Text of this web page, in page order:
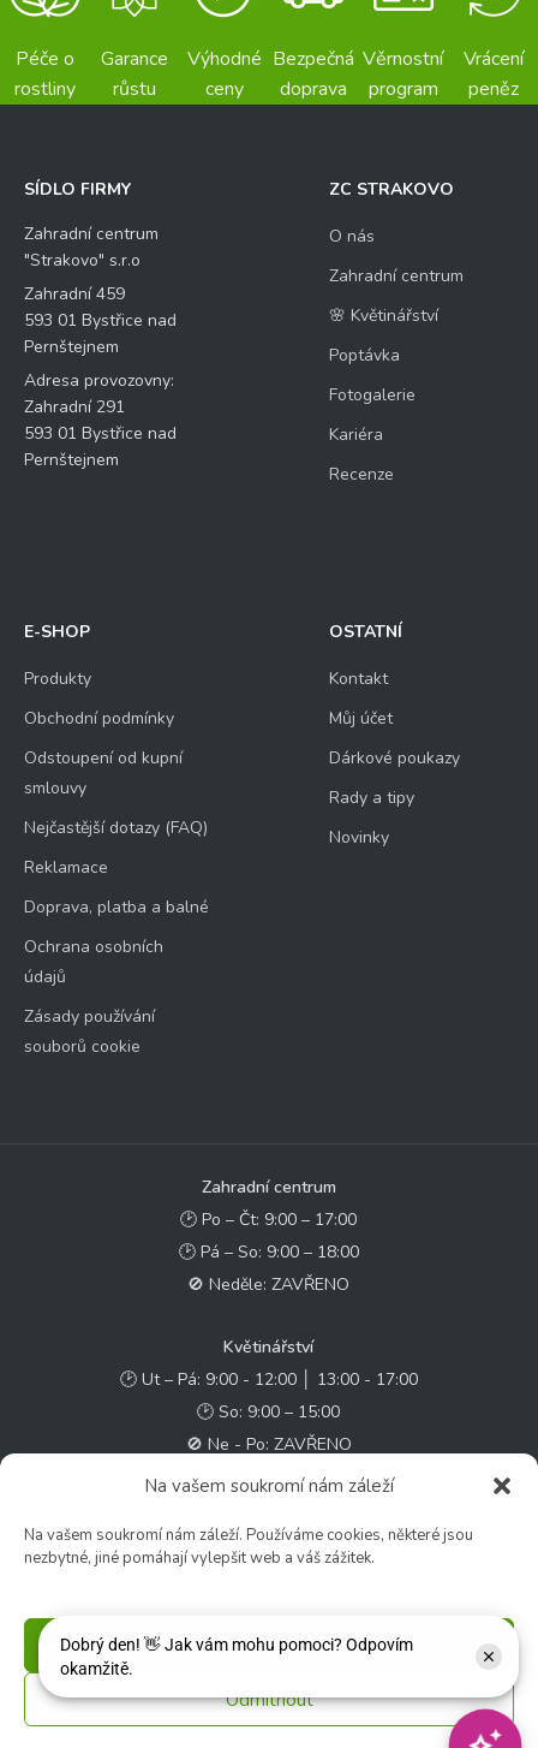
Na vašem soukromí nám záleží
Na vašem soukromí nám záleží. Používáme cookies, některé jsou
nezbytné, jiné pomáhají vylepšit web a váš zážitek.
Příjmout
Odmítnout
Péče o
rostliny
Garance
růstu
Výhodné
ceny
Bezpečná
doprava
Věrnostní
program
Vrácení
peněz
SÍDLO FIRMY
Zahradní centrum
"Strakovo" s.r.o
Zahradní 459
593 01 Bystřice nad
Pernštejnem
Adresa provozovny:
Zahradní 291
593 01 Bystřice nad
Pernštejnem
ZC STRAKOVO
O nás
Zahradní centrum
🌸 Květinářství
Poptávka
Fotogalerie
Kariéra
Recenze
E-SHOP
Produkty
Obchodní podmínky
Odstoupení od kupní
smlouvy
Nejčastější dotazy (FAQ)
Reklamace
Doprava, platba a balné
Ochrana osobních
údajů
Zásady používání
souborů cookie
OSTATNÍ
Kontakt
Můj účet
Dárkové poukazy
Rady a tipy
Novinky
Zahradní centrum
🕑 Po – Čt: 9:00 – 17:00
🕑 Pá – So: 9:00 – 18:00
🚫 Neděle: ZAVŘENO
Květinářství
🕑 Ut – Pá: 9:00 - 12:00 │ 13:00 - 17:00
🕑 So: 9:00 – 15:00
🚫 Ne - Po: ZAVŘENO
✉️ e-shop@zcstrakovo.cz
© 2026 Zahradní centrum "Strakovo" s.r.o. – Všechna práva vyhrazena. |